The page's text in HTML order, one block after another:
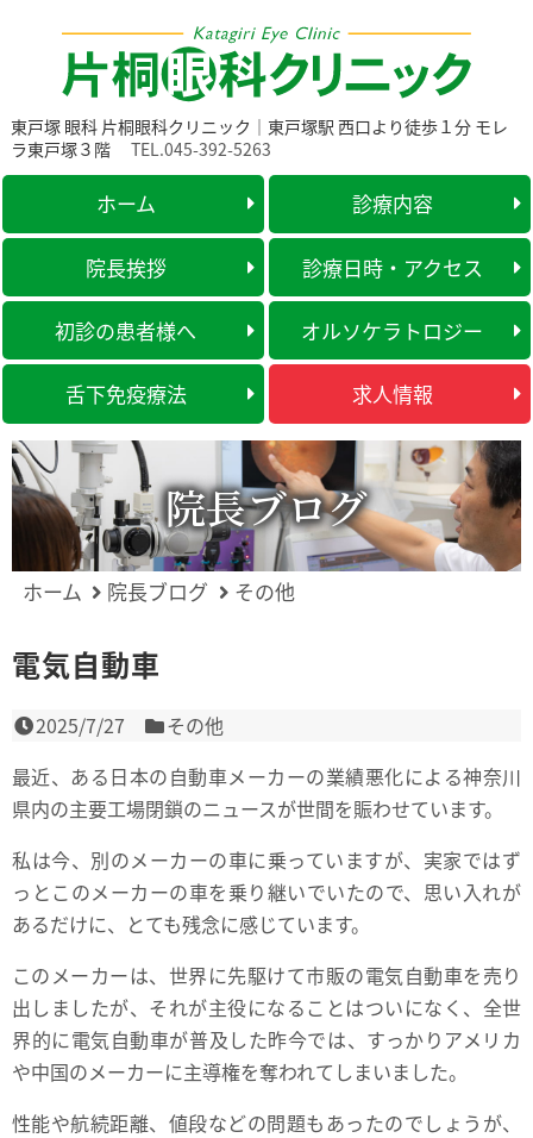
東戸塚 眼科 片桐眼科クリニック｜東戸塚駅 西口より徒歩１分 モレ
ラ東戸塚３階
TEL.045-392-5263
ホーム 診療内容
院長挨拶 診療日時・アクセス
初診の患者様へ オルソケラトロジー
舌下免疫療法 求人情報
院長ブログ
ホーム 院長ブログ その他
電気自動車
2025/7/27
その他
最近、ある日本の自動車メーカーの業績悪化による神奈川
県内の主要工場閉鎖のニュースが世間を賑わせています。
私は今、別のメーカーの車に乗っていますが、実家ではず
っとこのメーカーの車を乗り継いでいたので、思い入れが
あるだけに、とても残念に感じています。
このメーカーは、世界に先駆けて市販の電気自動車を売り
出しましたが、それが主役になることはついになく、全世
界的に電気自動車が普及した昨今では、すっかりアメリカ
や中国のメーカーに主導権を奪われてしまいました。
性能や航続距離、値段などの問題もあったのでしょうが、